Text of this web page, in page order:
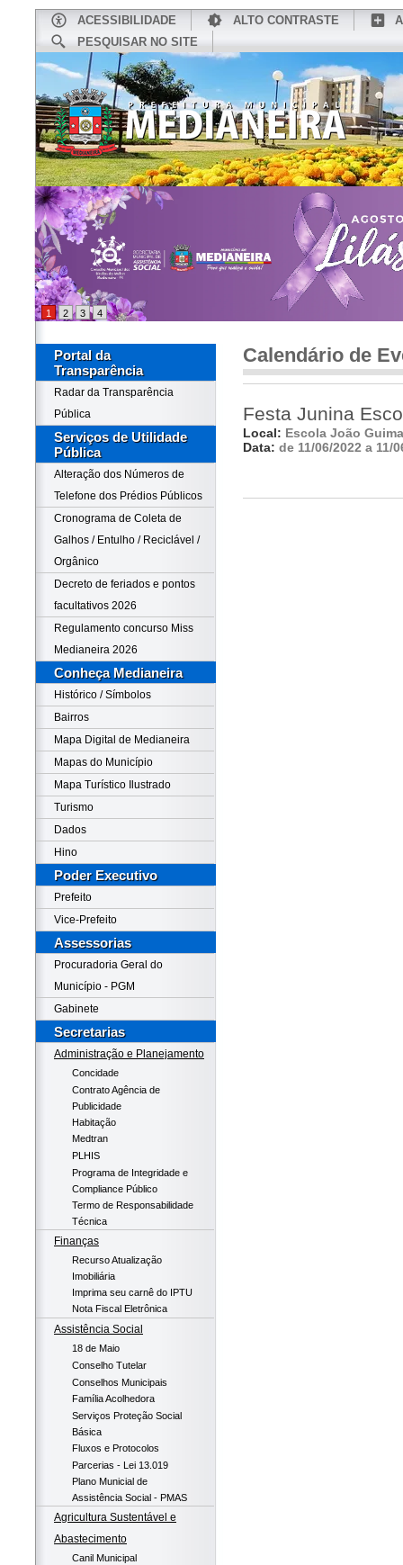
ACESSIBILIDADE ALTO CONTRASTE
PESQUISAR NO SITE
CONHEÇA MEDIANEIRA
1 2 3 4
Portal da
Transparência
Radar da Transparência
Pública
Serviços de Utilidade
Pública
Alteração dos Números de
Telefone dos Prédios Públicos
Cronograma de Coleta de
Galhos / Entulho / Reciclável /
Orgânico
Decreto de feriados e pontos
facultativos 2026
Regulamento concurso Miss
Medianeira 2026
Conheça Medianeira
Histórico / Símbolos
Bairros
Mapa Digital de Medianeira
Mapas do Município
Mapa Turístico Ilustrado
Turismo
Dados
Hino
Poder Executivo
Prefeito
Vice-Prefeito
Assessorias
Procuradoria Geral do
Município - PGM
Gabinete
Secretarias
Administração e Planejamento
Concidade
Contrato Agência de
Publicidade
Habitação
Medtran
PLHIS
Programa de Integridade e
Compliance Público
Termo de Responsabilidade
Técnica
Finanças
Recurso Atualização
Imobiliária
Imprima seu carnê do IPTU
Nota Fiscal Eletrônica
Assistência Social
18 de Maio
Conselho Tutelar
Conselhos Municipais
Família Acolhedora
Serviços Proteção Social
Básica
Fluxos e Protocolos
Parcerias - Lei 13.019
Plano Municial de
Assistência Social - PMAS
Agricultura Sustentável e
Abastecimento
Canil Municipal
Calendário de
Festa Junina
Local: Escola João
Data: de 11/06/2022 a 11/